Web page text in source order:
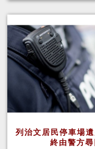
列治文居民停車場
終由警方